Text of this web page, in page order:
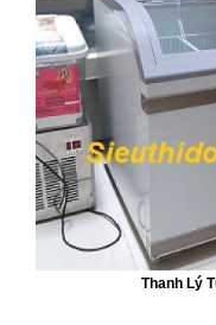
Thanh Lý